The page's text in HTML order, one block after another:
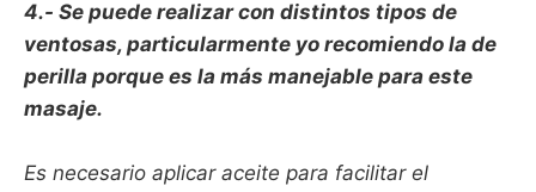
4.- Se puede realizar con distintos tipos de
ventosas, particularmente yo recomiendo la de
perilla porque es la más manejable para este
masaje.
Es necesario aplicar aceite para facilitar el